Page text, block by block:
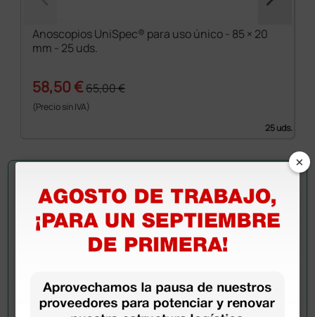
Anoscopios UniSpec® para uso único - 85 × 20
mm - 25 uds.
58,50 €65,00 €
(Precio sin IVA)
25 uds.
Pregúntale a un colega
¿Todavía tienes alguna duda? ¿Necesitas más
×